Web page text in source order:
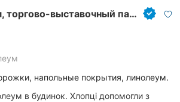
Ковры, линолеум, торгово-выставочный павильон
напольные покрытия, линолеум.
в будинок. Хлопці допомогли з